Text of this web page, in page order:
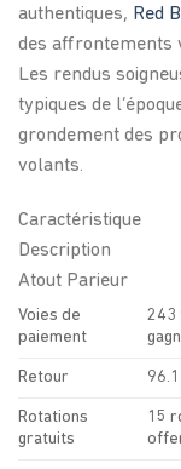
authentiques, Red
des affrontements
Les rendus
typiques de
grondement des
volants.
Caractéristique
Description
Atout Parieur
Voies de
paiement
243
Retour
Rotations
gratuits
15